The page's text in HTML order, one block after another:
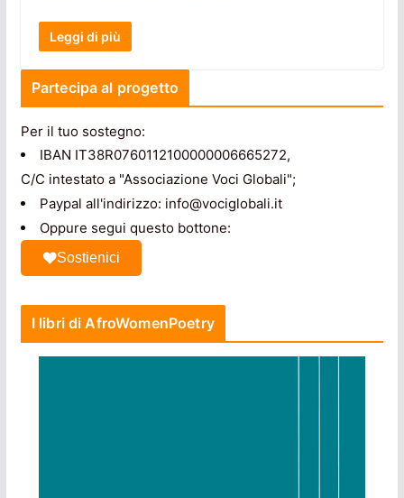
Leggi di più
Partecipa al progetto
Per il tuo sostegno:
IBAN IT38R0760112100000006665272,
C/C intestato a "Associazione Voci Globali";
Paypal all'indirizzo: info@vociglobali.it
Oppure segui questo bottone:
Sostienici
I libri di AfroWomenPoetry